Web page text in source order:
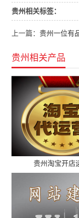
贵州相关标签：
上一篇： 贵州一位有
贵州相关产品
贵州淘宝开店